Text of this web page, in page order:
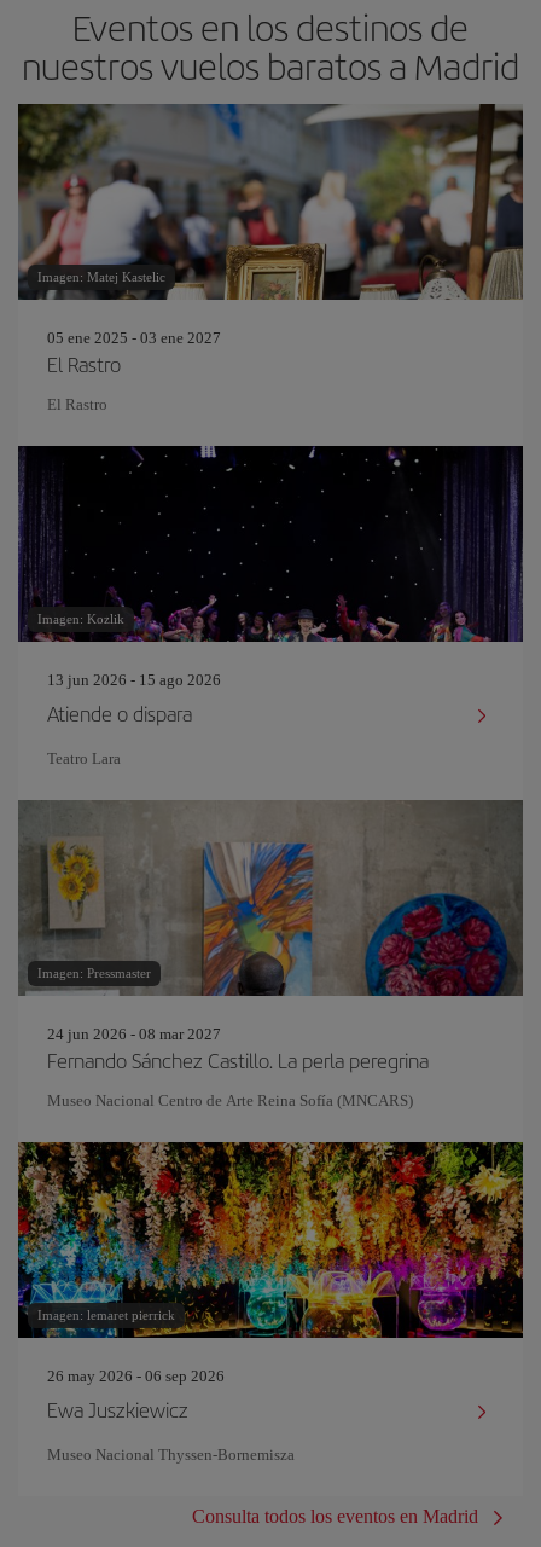
Eventos en los destinos de
nuestros vuelos baratos a Madrid
Imagen: Matej Kastelic
05 ene 2025 - 03 ene 2027
El Rastro
El Rastro
Imagen: Kozlik
13 jun 2026 - 15 ago 2026
Atiende o dispara
Teatro Lara
Imagen: Pressmaster
24 jun 2026 - 08 mar 2027
Fernando Sánchez Castillo. La perla peregrina
Museo Nacional Centro de Arte Reina Sofía (MNCARS)
Imagen: lemaret pierrick
26 may 2026 - 06 sep 2026
Ewa Juszkiewicz
Museo Nacional Thyssen-Bornemisza
Consulta todos los eventos en Madrid